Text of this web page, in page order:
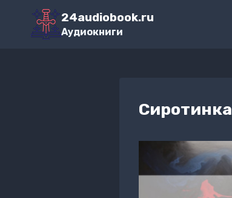
Перейти
содержимому
24audiobook.ru
Аудиокниги
Сиротинка